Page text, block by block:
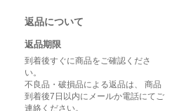
返品について
返品期限
到着後すぐに商品をご確認くださ
い。
不良品・破損品による返品は、 商品
到着後7日以内にメールか電話にてご
連絡ください。